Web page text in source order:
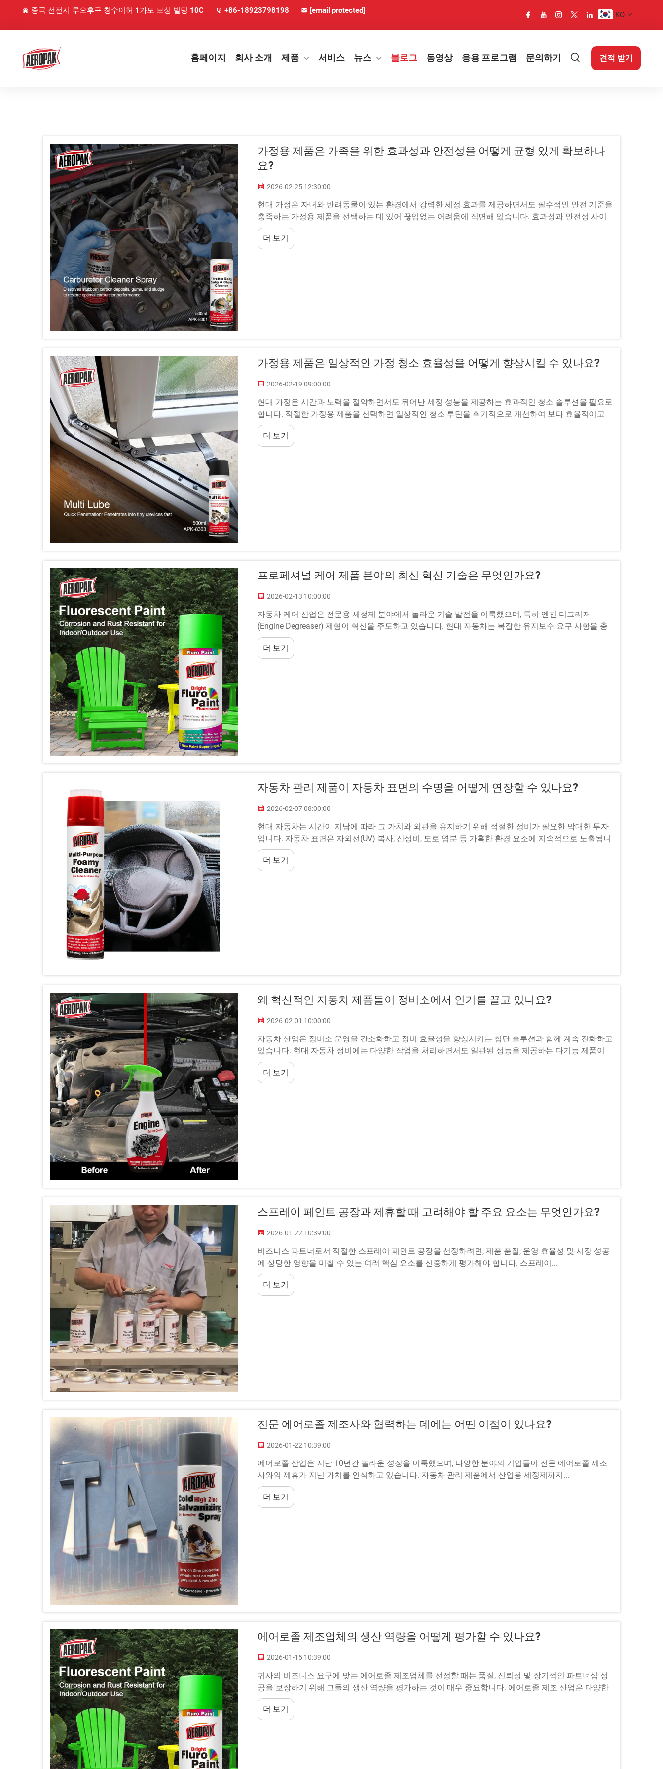
중국 선전시 루오후구 칭수이허 1가도 보싱 빌딩 10C +86-18923798198 [email protected] KO
홈페이지 회사 소개 제품 서비스 뉴스 블로그 동영상 응용 프로그램 문의하기 견적 받기
가정용 제품은 가족을 위한 효과성과 안전성을 어떻게 균형 있게 확보하나
요?
2026-02-25 12:30:00
현대 가정은 자녀와 반려동물이 있는 환경에서 강력한 세정 효과를 제공하면서도 필수적인 안전 기준을
충족하는 가정용 제품을 선택하는 데 있어 끊임없는 어려움에 직면해 있습니다. 효과성과 안전성 사이
의 균형은...
더 보기
가정용 제품은 일상적인 가정 청소 효율성을 어떻게 향상시킬 수 있나요?
2026-02-19 09:00:00
현대 가정은 시간과 노력을 절약하면서도 뛰어난 세정 성능을 제공하는 효과적인 청소 솔루션을 필요로
합니다. 적절한 가정용 제품을 선택하면 일상적인 청소 루틴을 획기적으로 개선하여 보다 효율적이고
꼼꼼한 청소가 가능해집니다...
더 보기
프로페셔널 케어 제품 분야의 최신 혁신 기술은 무엇인가요?
2026-02-13 10:00:00
자동차 케어 산업은 전문용 세정제 분야에서 놀라운 기술 발전을 이룩했으며, 특히 엔진 디그리저
(Engine Degreaser) 제형이 혁신을 주도하고 있습니다. 현대 자동차는 복잡한 유지보수 요구 사항을 충
족할 수 있는 정교한 관리 솔루션을 필요로 하며...
더 보기
자동차 관리 제품이 자동차 표면의 수명을 어떻게 연장할 수 있나요?
2026-02-07 08:00:00
현대 자동차는 시간이 지남에 따라 그 가치와 외관을 유지하기 위해 적절한 정비가 필요한 막대한 투자
입니다. 자동차 표면은 자외선(UV) 복사, 산성비, 도로 염분 등 가혹한 환경 요소에 지속적으로 노출됩니
다...
더 보기
왜 혁신적인 자동차 제품들이 정비소에서 인기를 끌고 있나요?
2026-02-01 10:00:00
자동차 산업은 정비소 운영을 간소화하고 정비 효율성을 향상시키는 첨단 솔루션과 함께 계속 진화하고
있습니다. 현대 자동차 정비에는 다양한 작업을 처리하면서도 일관된 성능을 제공하는 다기능 제품이
요구됩니다...
더 보기
스프레이 페인트 공장과 제휴할 때 고려해야 할 주요 요소는 무엇인가요?
2026-01-22 10:39:00
비즈니스 파트너로서 적절한 스프레이 페인트 공장을 선정하려면, 제품 품질, 운영 효율성 및 시장 성공
에 상당한 영향을 미칠 수 있는 여러 핵심 요소를 신중하게 평가해야 합니다. 스프레이...
더 보기
전문 에어로졸 제조사와 협력하는 데에는 어떤 이점이 있나요?
2026-01-22 10:39:00
에어로졸 산업은 지난 10년간 놀라운 성장을 이룩했으며, 다양한 분야의 기업들이 전문 에어로졸 제조
사와의 제휴가 지닌 가치를 인식하고 있습니다. 자동차 관리 제품에서 산업용 세정제까지...
더 보기
에어로졸 제조업체의 생산 역량을 어떻게 평가할 수 있나요?
2026-01-15 10:39:00
귀사의 비즈니스 요구에 맞는 에어로졸 제조업체를 선정할 때는 품질, 신뢰성 및 장기적인 파트너십 성
공을 보장하기 위해 그들의 생산 역량을 평가하는 것이 매우 중요합니다. 에어로졸 제조 산업은 다양한
응용 분야를 포괄합니다...
더 보기